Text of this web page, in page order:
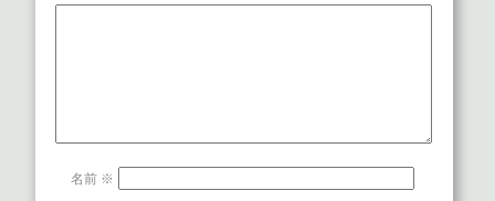
名前 ※